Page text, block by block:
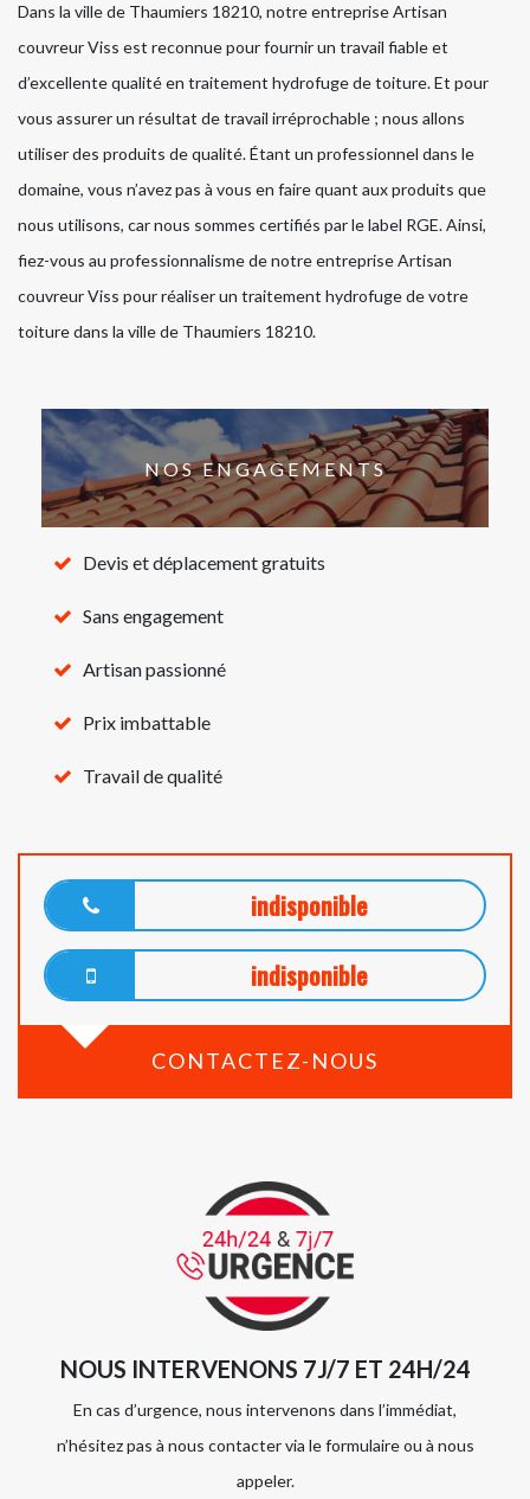
Dans la ville de Thaumiers 18210, notre entreprise Artisan
couvreur Viss est reconnue pour fournir un travail fiable et
d’excellente qualité en traitement hydrofuge de toiture. Et pour
vous assurer un résultat de travail irréprochable ; nous allons
utiliser des produits de qualité. Étant un professionnel dans le
domaine, vous n’avez pas à vous en faire quant aux produits que
nous utilisons, car nous sommes certifiés par le label RGE. Ainsi,
fiez-vous au professionnalisme de notre entreprise Artisan
couvreur Viss pour réaliser un traitement hydrofuge de votre
toiture dans la ville de Thaumiers 18210.
NOS ENGAGEMENTS
Devis et déplacement gratuits
Sans engagement
Artisan passionné
Prix imbattable
Travail de qualité
indisponible
indisponible
CONTACTEZ-NOUS
NOUS INTERVENONS 7J/7 ET 24H/24
En cas d’urgence, nous intervenons dans l’immédiat,
n’hésitez pas à nous contacter via le formulaire ou à nous
appeler.